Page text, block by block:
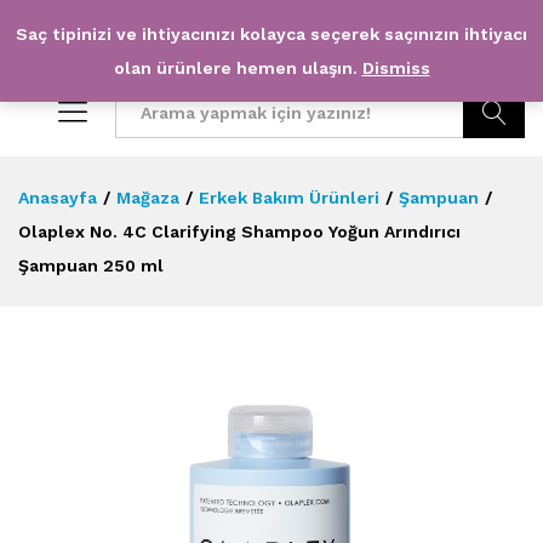
Anasayfa / Mağaza / Erkek Bakım Ürünleri / Şampuan /
Olaplex No. 4C Clarifying Shampoo Yoğun Arındırıcı
Şampuan 250 ml
Saç tipinizi ve ihtiyacınızı kolayca seçerek saçınızın ihtiyacı
olan ürünlere hemen ulaşın. Dismiss